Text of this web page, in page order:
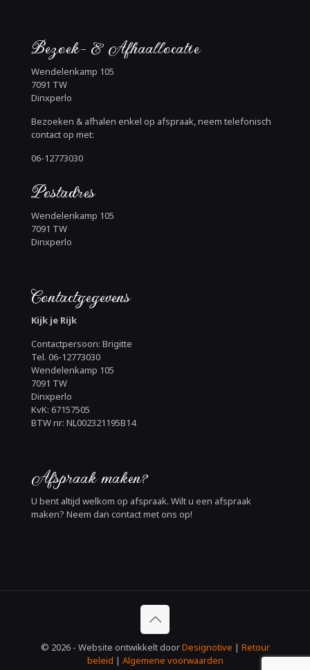
Bezoek- & Afhaallocatie
Wendelenkamp 105
7091 TW
Dinxperlo
Bezoeken & afhalen enkel op afspraak, neem telefonisch
contact op met:
06-12773030
Postadres
Wendelenkamp 105
7091 TW
Dinxperlo
Contactgegevens
Kijk je Rijk
Contactpersoon: Brigitte
Tel. 06-12773030
Wendelenkamp 105
7091 TW
Dinxperlo
KvK: 67157505
BTW nr: NL002321195B14
Afspraak maken?
U bent altijd welkom op afspraak. Wilt u een afspraak
maken? Neem dan contact met ons op!
© 2026 - Website ontwikkelt doorDesignotive | Retour
beleid | Algemene voorwaarden